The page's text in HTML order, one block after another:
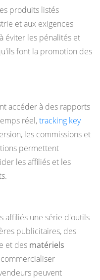
produits listés
et aux exigences
éviter les pénalités et
font la promotion des
accéder à des rapports
réel,tracking key
les commissions et
permettent
les affiliés et les
affiliés une série d'outils
publicitaires, des
et des matériels
peuvent